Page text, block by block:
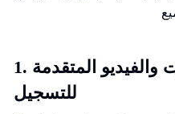
1. إعدادات الصوت والفيديو المتقدمة
للتسجيل